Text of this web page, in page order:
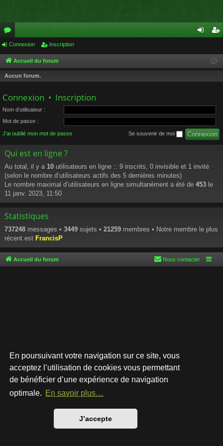
En poursuivant votre navigation sur ce site, vous
acceptez l’utilisation de cookies vous permettant
de bénéficier d’une expérience de navigation
optimale. En savoir plus…
J’accepte
or
u
m
cri
Connexion Inscription
Accueil du forum
Aucun forum.
Connexion • Inscription
Nom d’utilisateur :
Mot de passe :
J’ai oublié mon mot de passe Se souvenir de moi
Qui est en ligne ?
Au total, il y a 10 utilisateurs en ligne :: 9 inscrits, 0 invisible et 1 invité
(selon le nombre d’utilisateurs actifs des 5 dernières minutes)
Le nombre maximal d’utilisateurs en ligne simultanément a été de 453 le
11 janv. 2023, 11:50
Statistiques
737248 messages • 3449 sujets • 21259 membres • Notre membre le plus
récent est FrancisP
Accueil du forum Nous contacter
Développé parphpBB® Forum Software © phpBB Limited
Style par
Traduction française officielle